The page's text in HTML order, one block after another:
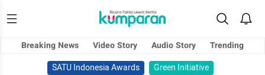
Breaking News Video Story Audio Story
Trending
SATU Indonesia Awards
Green Initiative